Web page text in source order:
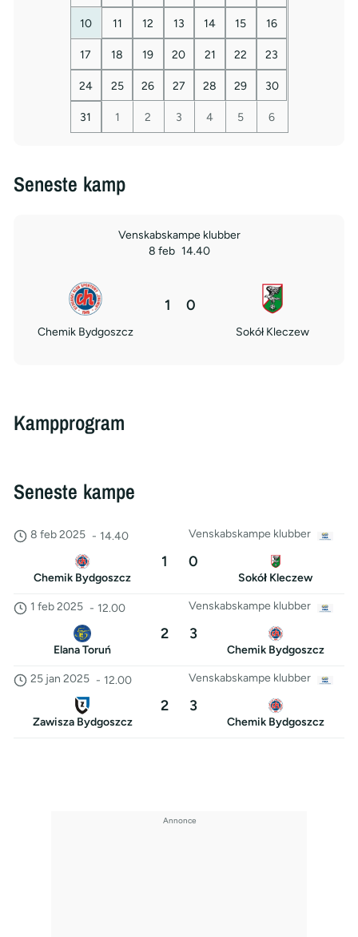
10 11 12 13 14 15 16
17 18 19 20 21 22 23
24 25 26 27 28 29 30
31 1 2 3 4 5 6
Seneste kamp
Venskabskampe klubber
8 feb 14.40
Chemik Bydgoszcz
1 0
Sokół Kleczew
Kampprogram
Seneste kampe
Venskabskampe klubber
8 feb 2025 - 14.40
Chemik Bydgoszcz
1 0
Sokół Kleczew
Venskabskampe klubber
1 feb 2025 - 12.00
Elana Toruń
2 3
Chemik Bydgoszcz
Venskabskampe klubber
25 jan 2025 - 12.00
Zawisza Bydgoszcz
2 3
Chemik Bydgoszcz